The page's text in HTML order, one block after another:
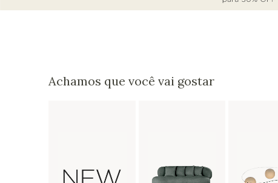
Achamos que você vai gostar